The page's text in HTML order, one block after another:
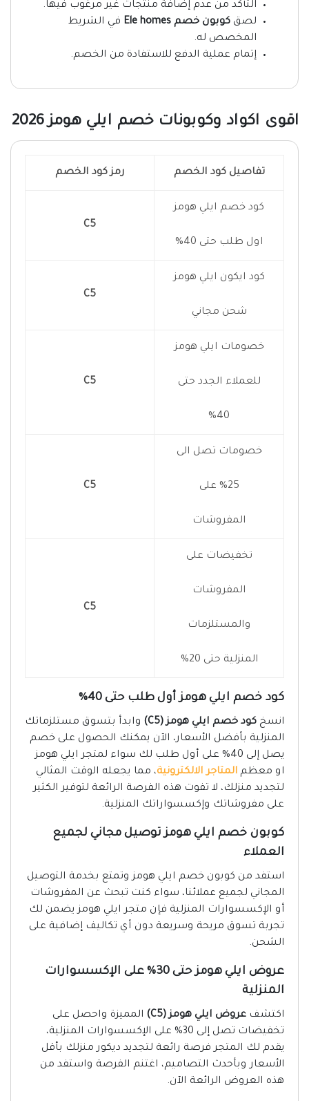
التأكد من عدم إضافة منتجات غير مرغوب فيها.
لصق كوبون خصم Ele homes
في الشريط
المخصص له.
إتمام عملية الدفع للاستفادة من الخصم.
اقوى اكواد وكوبونات خصم ايلي هومز 2026
تفاصيل كود الخصم رمز كود الخصم
كود خصم ايلي هومز
اول طلب حتى 40%
C5
كود ايكون ايلي هومز
شحن مجاني
C5
خصومات ايلي هومز
للعملاء الجدد حتى
40%
C5
خصومات تصل الى
25% على
المفروشات
C5
تخفيضات على
المفروشات
والمستلزمات
المنزلية حتى 20%
C5
كود خصم ايلي هومز أول طلب حتى 40%
انسخ كود خصم ايلي هومز (C5)
وابدأ بتسوق مستلزماتك
المنزلية بأفضل الأسعار، الآن يمكنك الحصول على خصم
يصل إلى 40% على أول طلب لك سواء لمتجر ايلي هومز
او معظم المتاجر الالكترونية، مما يجعله الوقت المثالي
لتجديد منزلك، لا تفوت هذه الفرصة الرائعة لتوفير الكثير
على مفروشاتك وإكسسواراتك المنزلية.
كوبون خصم ايلي هومز توصيل مجاني لجميع
العملاء
استفد من كوبون خصم ايلي هومز وتمتع بخدمة التوصيل
المجاني لجميع عملائنا، سواء كنت تبحث عن المفروشات
أو الإكسسوارات المنزلية فإن متجر ايلي هومز يضمن لك
تجربة تسوق مريحة وسريعة دون أي تكاليف إضافية على
الشحن.
عروض ايلي هومز حتى 30% على الإكسسوارات
المنزلية
اكتشف عروض ايلي هومز (C5)
المميزة واحصل على
تخفيضات تصل إلى 30% على الإكسسوارات المنزلية،
يقدم لك المتجر فرصة رائعة لتجديد ديكور منزلك بأقل
الأسعار وبأحدث التصاميم، اغتنم الفرصة واستفد من
هذه العروض الرائعة الآن.